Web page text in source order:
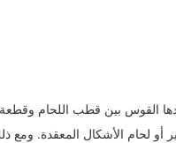
القوس بين قطب اللحام
أو لحام الأشكال المعقدة.